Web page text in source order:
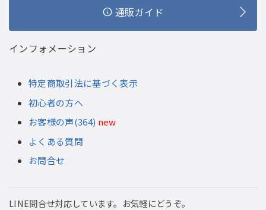
通販ガイド
インフォメーション
特定商取引法に基づく表示
初心者の方へ
お客様の声(364) new
よくある質問
お問合せ
LINE問合せ対応しています。お気軽にどうぞ。